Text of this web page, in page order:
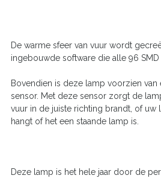
De warme sfeer van vuur wordt
ingebouwde software die alle 96 SMD
Bovendien is deze lamp voorzien van
sensor. Met deze sensor zorgt de
vuur in de juiste richting brandt, of uw
hangt of het een staande lamp is.
Deze lamp is het hele jaar door de